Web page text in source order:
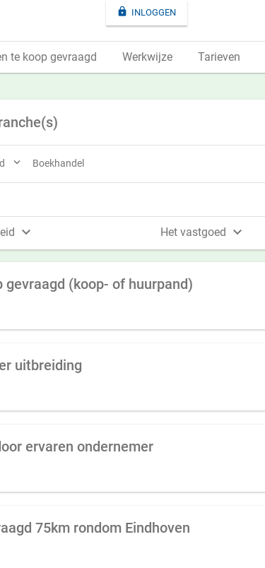
 Boekhandel
 Het vastgoed 
(koop- of huurpand)
uitbreiding
ervaren ondernemer
75km rondom Eindhoven
 INLOGGEN
te koop gevraagd Werkwijze Tarieven